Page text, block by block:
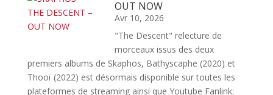
OUT NOW
Avr 10, 2026
"The Descent" relecture de
morceaux issus des deux
premiers albums de Skaphos, Bathyscaphe (2020) et
Thooï (2022) est désormais disponible sur toutes les
plateformes de streaming ainsi que Youtube Fanlink: